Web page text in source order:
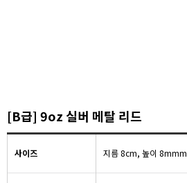
[B급] 9oz 실버 메탈 리드
사이즈 지름 8cm, 높이 8mmm